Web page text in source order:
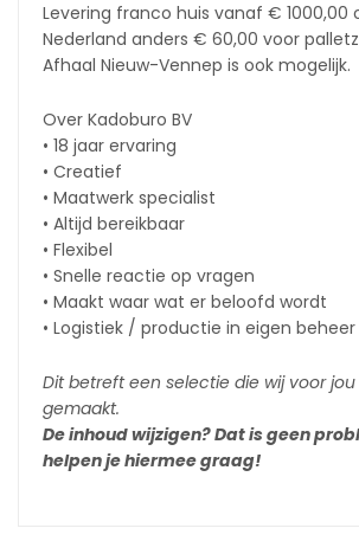
Levering franco huis vanaf € 1000,00
Nederland anders € 60,00 voor
Afhaal Nieuw-Vennep is ook mogelijk.
Over Kadoburo BV
• 18 jaar ervaring
• Creatief
• Maatwerk specialist
• Altijd bereikbaar
• Flexibel
• Snelle reactie op vragen
• Maakt waar wat er beloofd wordt
• Logistiek / productie in eigen beheer
Dit betreft een selectie die wij voor
gemaakt.
De inhoud wijzigen? Dat is geen
helpen je hiermee graag!